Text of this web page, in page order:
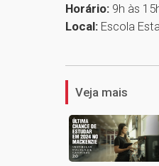
Horário: 9h às
Local: Escola
Veja mais